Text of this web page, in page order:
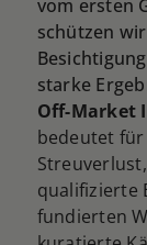
vom ersten
schützen
starke
Off-Market
bedeutet
Streuverlust,
qualifizierte
fundierten